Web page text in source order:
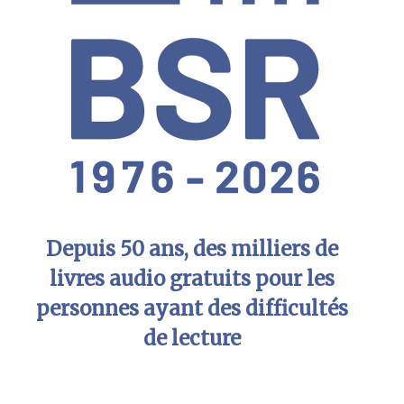
Depuis 50 ans, des milliers de
livres audio gratuits pour les
personnes ayant des difficultés
de lecture